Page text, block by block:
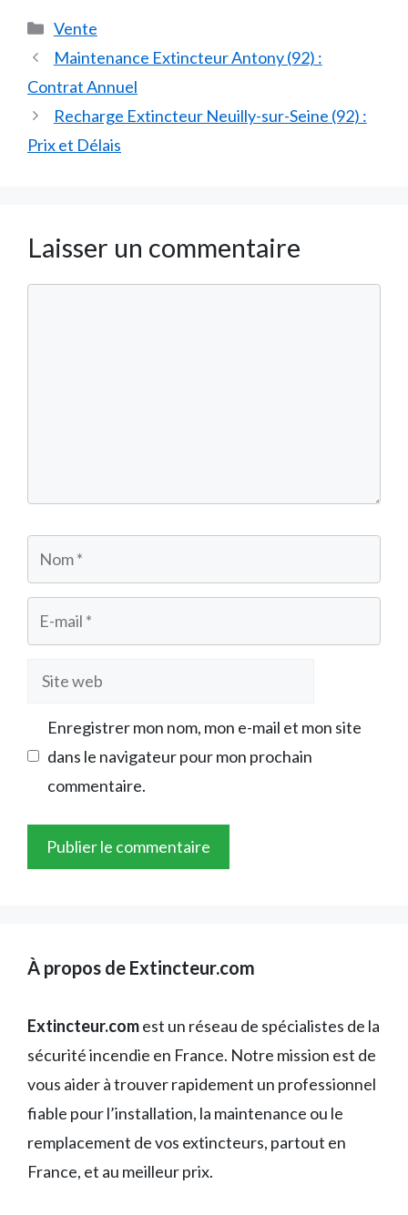
Catégories
Vente
Maintenance Extincteur Antony (92) :
Contrat Annuel
Recharge Extincteur Neuilly-sur-Seine (92) :
Prix et Délais
Laisser un commentaire
Nom
E-
mail
Site
Enregistrer mon nom, mon e-mail et mon site
dans le navigateur pour mon prochain
commentaire.
À propos de Extincteur.com
Extincteur.comest un réseau de spécialistes de la
sécurité incendie en France. Notre mission est de
vous aider à trouver rapidement un professionnel
fiable pour l’installation, la maintenance ou le
remplacement de vos extincteurs, partout en
France, et au meilleur prix.